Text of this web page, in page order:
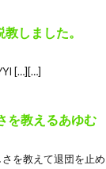
しました。
[…][…]
を教えるあゆむ
を教えて退団を止